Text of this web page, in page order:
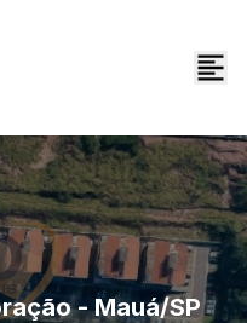
- Mauá/SP